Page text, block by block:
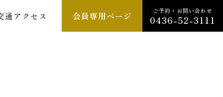
通アクセス 会員専用ページ ご予約・お問い合わせ
0436-52-3111